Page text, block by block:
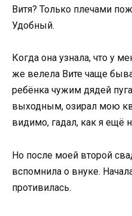
Витя? Только плечами
Удобный.
Когда она узнала, что у
же велела Вите чаще
ребёнка чужим дядей
выходным, озирал мою
видимо, гадал, как я ещё
Но после моей второй
вспомнила о внуке.
противилась.